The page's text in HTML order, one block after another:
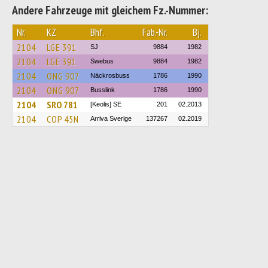
Andere Fahrzeuge mit gleichem Fz.-Nummer:
Nr. KZ Bhf. Fab.-Nr. Bj.
2104 LGE 391 SJ 9884 1982
2104 LGE 391 Swebus 9884 1982
2104 ONG 907 Näckrosbuss 1786 1990
2104 ONG 907 Busslink 1786 1990
2104 SRO 781 [Keolis] SE 201 02.2013
2104 COP 45N Arriva Sverige 137267 02.2019